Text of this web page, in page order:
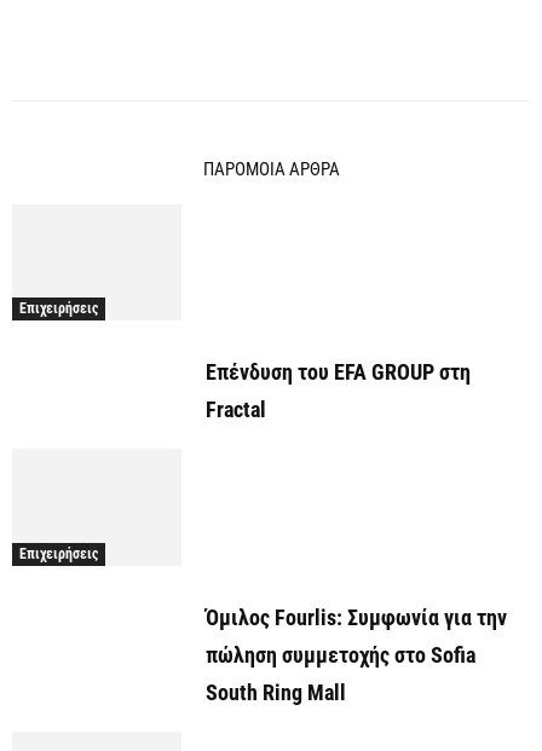
ΠΑΡΟΜΟΙΑ ΑΡΘΡΑ
Επιχειρήσεις
Επένδυση του EFA GROUP στη
Fractal
Επιχειρήσεις
Όμιλος Fourlis: Συμφωνία για την
πώληση συμμετοχής στο Sofia
South Ring Mall